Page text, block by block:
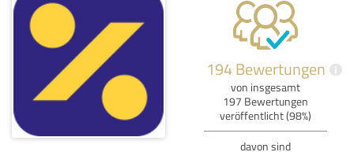
194 Bewertungen i
von insgesamt
197 Bewertungen
veröffentlicht (98%)
davon sind